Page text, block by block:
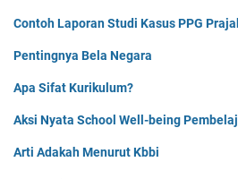
Contoh Laporan Studi Kasus PPG
Pentingnya Bela Negara
Apa Sifat Kurikulum?
Aksi Nyata School Well-being
Arti Adakah Menurut Kbbi